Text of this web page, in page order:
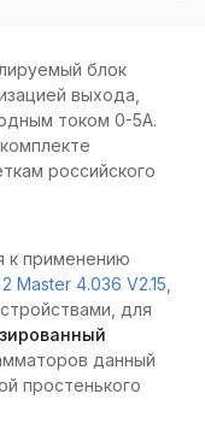
блок
выхода,
током 0-5А.
российского
к применению
2 Master 4.036 V2.15
для
данный
простенького